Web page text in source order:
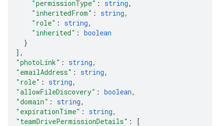
"permissionType" : string,
"inheritedFrom" : string,
"role" : string,
"inherited" : boolean
}
] ,
"photoLink" : string,
"emailAddress" : string,
"role" : string,
"allowFileDiscovery" : boolean,
"domain" : string,
"expirationTime" : string,
"teamDrivePermissionDetails" :
[